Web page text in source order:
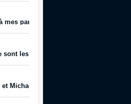
mes parents que j’allais déchirer le
sont les salariés, les supporters, les
Michaël Ciani parlent de leur rapport